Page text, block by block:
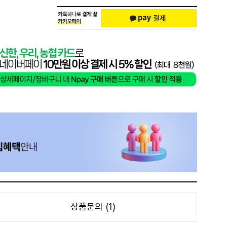
상품문의 (1)